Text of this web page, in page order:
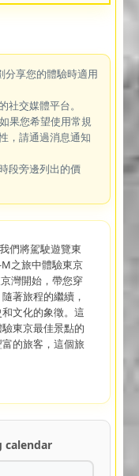
分享您的體驗時適用
交媒體平台。
果您希望使用常規
，請通過消息通知
段旁邊列出的價
們將駕駛遊覽東
之旅中體驗東京
灣開始，帶您穿
著旅程的繼續，
文化的象徵。這
東京最佳景點的
的旅客，這個旅
calendar